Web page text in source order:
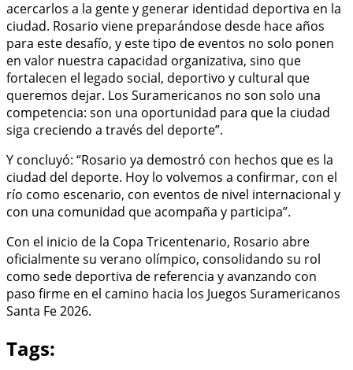
acercarlos a la gente y generar identidad deportiva en la
ciudad. Rosario viene preparándose desde hace años
para este desafío, y este tipo de eventos no solo ponen
en valor nuestra capacidad organizativa, sino que
fortalecen el legado social, deportivo y cultural que
queremos dejar. Los Suramericanos no son solo una
competencia: son una oportunidad para que la ciudad
siga creciendo a través del deporte”.
Y concluyó: “Rosario ya demostró con hechos que es la
ciudad del deporte. Hoy lo volvemos a confirmar, con el
río como escenario, con eventos de nivel internacional y
con una comunidad que acompaña y participa”.
Con el inicio de la Copa Tricentenario, Rosario abre
oficialmente su verano olímpico, consolidando su rol
como sede deportiva de referencia y avanzando con
paso firme en el camino hacia los Juegos Suramericanos
Santa Fe 2026.
Tags: